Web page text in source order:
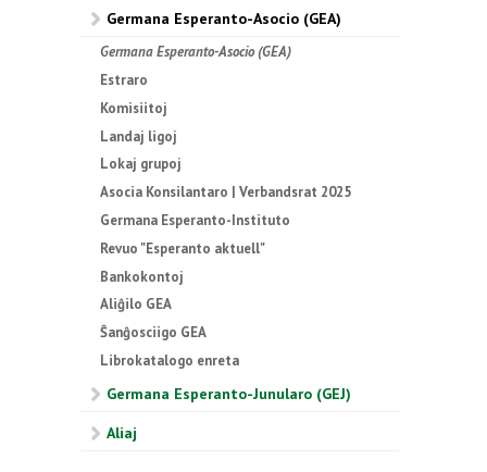
Germana Esperanto-Asocio (GEA)
Germana Esperanto-Asocio (GEA)
Estraro
Komisiitoj
Landaj ligoj
Lokaj grupoj
Asocia Konsilantaro | Verbandsrat 2025
Germana Esperanto-Instituto
Revuo "Esperanto aktuell"
Bankokontoj
Aliĝilo GEA
Ŝanĝosciigo GEA
Librokatalogo enreta
Germana Esperanto-Junularo (GEJ)
Aliaj